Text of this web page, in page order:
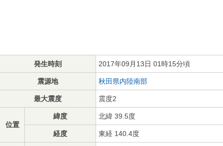
発生時刻 2017年09月13日 01時15分頃
震源地 秋田県内陸南部
最大震度 震度2
位置
緯度 北緯 39.5度
経度 東経 140.4度